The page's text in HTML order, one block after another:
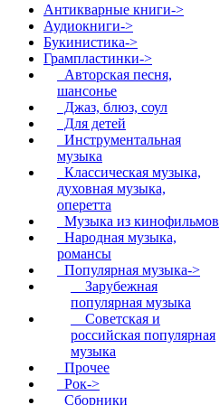
Антикварные книги->
Аудиокниги->
Букинистика->
Грампластинки->
Авторская песня,
шансонье
Джаз, блюз, соул
Для детей
Инструментальная
музыка
Классическая музыка,
духовная музыка,
оперетта
Музыка из кинофильмов
Народная музыка,
романсы
Популярная музыка->
Зарубежная
популярная музыка
Советская и
российская популярная
музыка
Прочее
Рок->
Сборники